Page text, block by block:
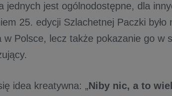
jest ogólnodostępne, dla
25. edycji Szlachetnej Paczki było
Polsce, lecz także pokazanie go w
idea kreatywna: „Niby nic, a to